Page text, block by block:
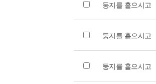
둥지를 흩으시고
둥지를 흩으시고
둥지를 흩으시고